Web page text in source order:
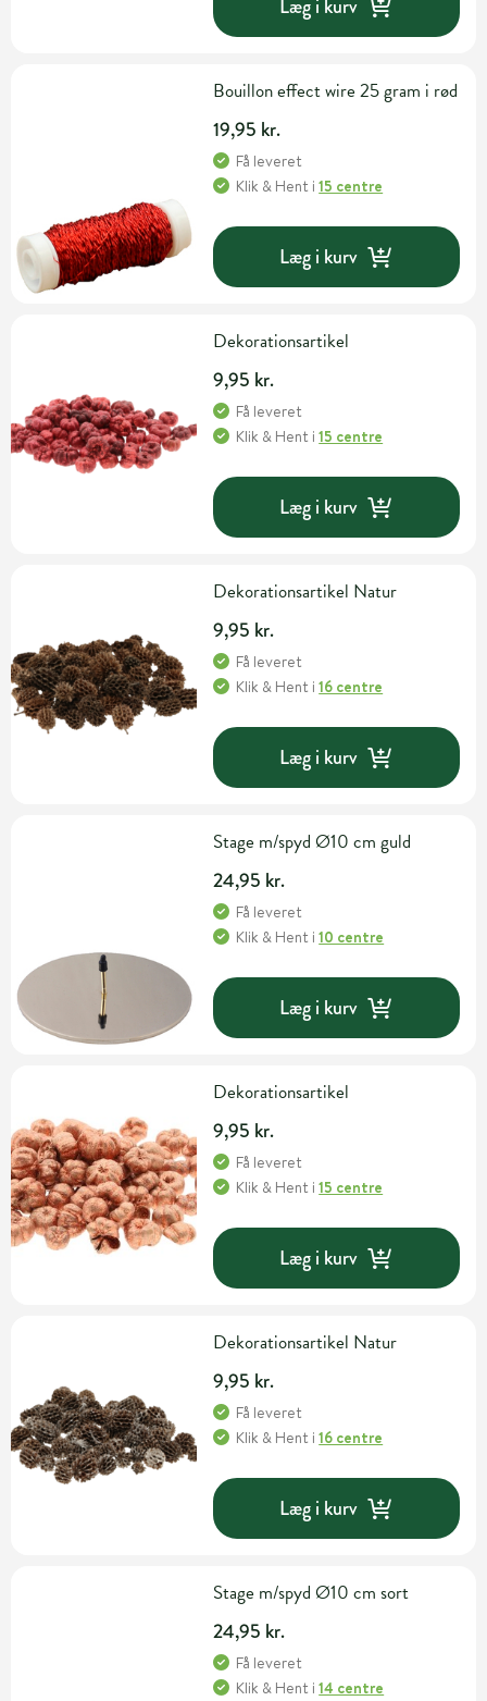
Læg i kurv
Bouillon effect wire 25 gram i rød
19,95 kr.
Få leveret
Klik & Hent i15 centre
Læg i kurv
Dekorationsartikel
9,95 kr.
Få leveret
Klik & Hent i15 centre
Læg i kurv
Dekorationsartikel Natur
9,95 kr.
Få leveret
Klik & Hent i16 centre
Læg i kurv
Stage m/spyd Ø10 cm guld
24,95 kr.
Få leveret
Klik & Hent i10 centre
Læg i kurv
Dekorationsartikel
9,95 kr.
Få leveret
Klik & Hent i15 centre
Læg i kurv
Dekorationsartikel Natur
9,95 kr.
Få leveret
Klik & Hent i16 centre
Læg i kurv
Stage m/spyd Ø10 cm sort
24,95 kr.
Få leveret
Klik & Hent i14 centre